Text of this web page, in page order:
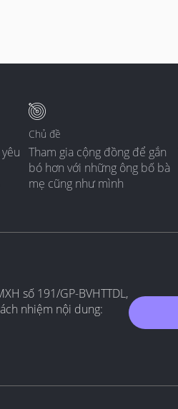
Chủ đề
Tham gia cộng đồng để gắn
bó hơn với những ông bố bà
mẹ cũng như mình
số 191/GP-BVHTTDL,
nhiệm nội dung: